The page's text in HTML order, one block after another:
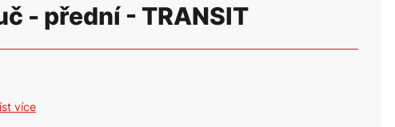
- přední - TRANSIT
více